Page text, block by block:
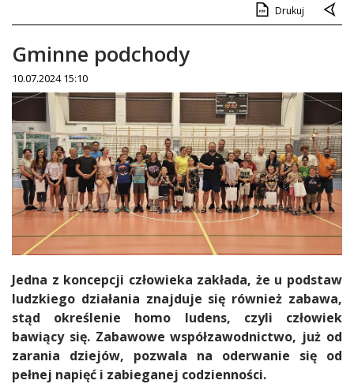
Drukuj
Gminne podchody
10.07.2024 15:10
Treść
Jedna z koncepcji człowieka zakłada, że u podstaw
ludzkiego działania znajduje się również zabawa,
stąd określenie homo ludens, czyli człowiek
bawiący się. Zabawowe współzawodnictwo, już od
zarania dziejów, pozwala na oderwanie się od
pełnej napięć i zabieganej codzienności.